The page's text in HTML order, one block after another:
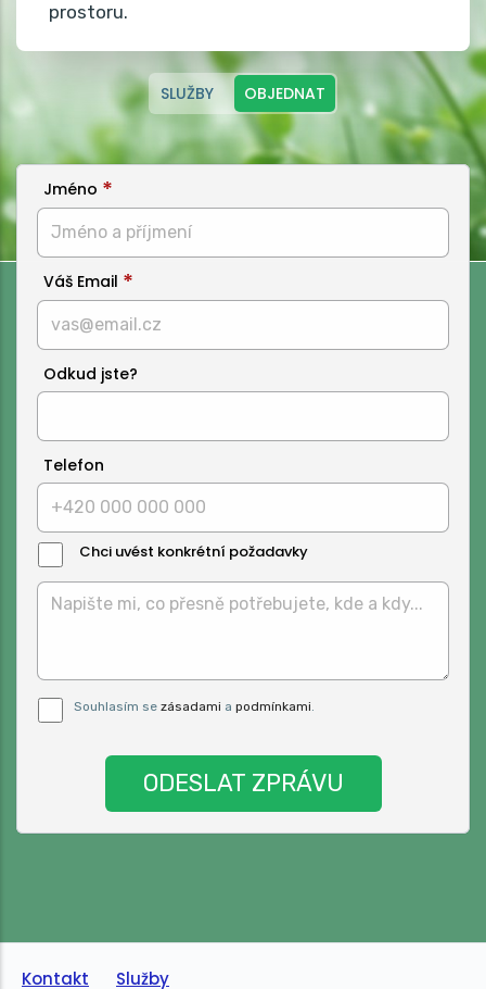
prostoru.
SLUŽBY OBJEDNAT
Jméno
Váš Email
Odkud jste?
Telefon
Chci uvést konkrétní požadavky
Zprávy:
Pro odeslání musite odsouhlasit naše
podmínky.
Souhlasím se zásadami a podmínkami.
Kontakt Služby